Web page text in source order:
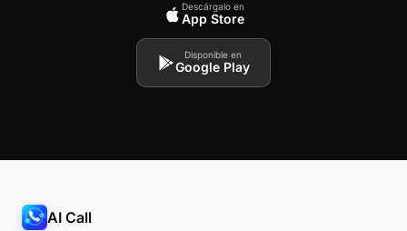
Descárgalo en
App Store
Disponible en
Google Play
AI Call